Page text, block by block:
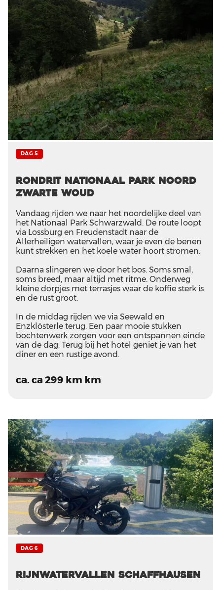
DAG 5
Rondrit Nationaal Park Noord
Zwarte Woud
Vandaag rijden we naar het noordelijke deel van
het Nationaal Park Schwarzwald. De route loopt
via Lossburg en Freudenstadt naar de
Allerheiligen watervallen, waar je even de benen
kunt strekken en het koele water hoort stromen.
Daarna slingeren we door het bos. Soms smal,
soms breed, maar altijd met ritme. Onderweg
kleine dorpjes met terrasjes waar de koffie sterk is
en de rust groot.
In de middag rijden we via Seewald en
Enzklösterle terug. Een paar mooie stukken
bochtenwerk zorgen voor een ontspannen einde
van de dag. Terug bij het hotel geniet je van het
diner en een rustige avond.
ca. ca 299 km km
DAG 6
Rijnwatervallen Schaffhausen